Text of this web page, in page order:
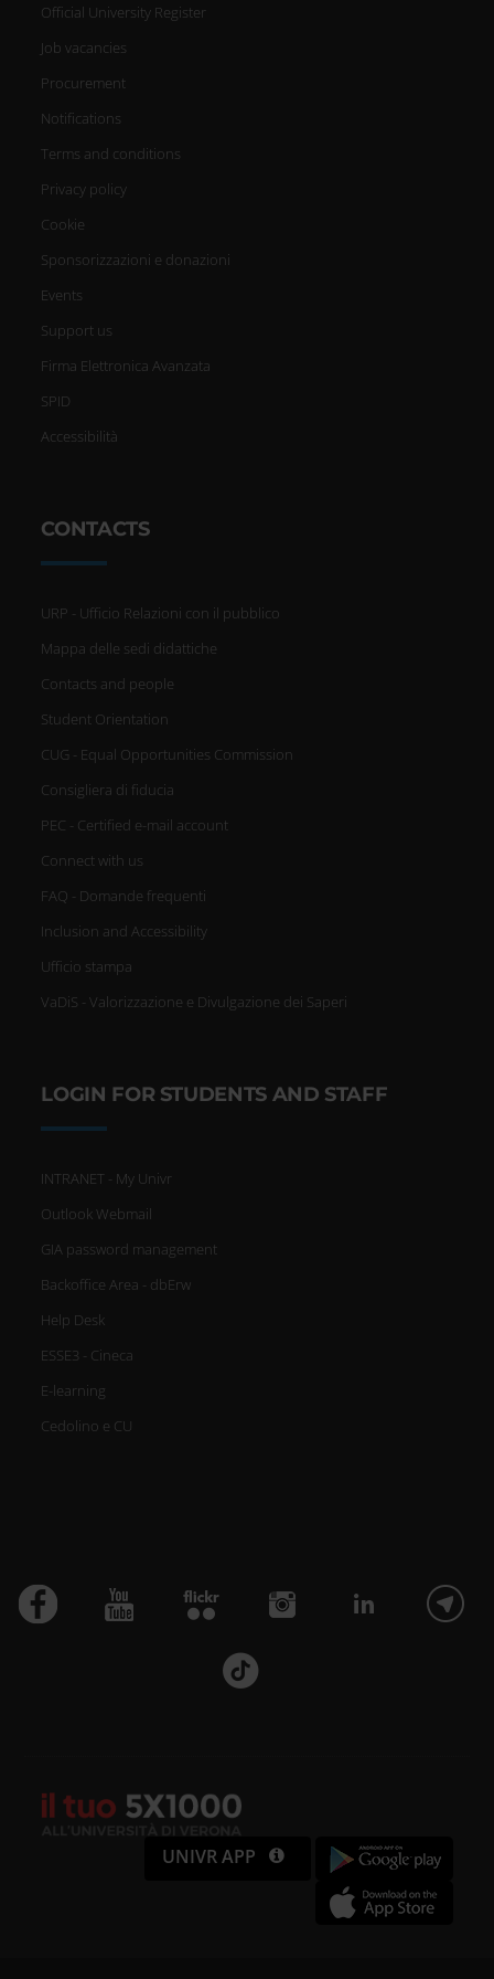
Official University Register
Job vacancies
Procurement
Notifications
Terms and conditions
Privacy policy
Cookie
Sponsorizzazioni e donazioni
Events
Support us
Firma Elettronica Avanzata
SPID
Accessibilità
CONTACTS
URP - Ufficio Relazioni con il pubblico
Mappa delle sedi didattiche
Contacts and people
Student Orientation
CUG - Equal Opportunities Commission
Consigliera di fiducia
PEC - Certified e-mail account
Connect with us
FAQ - Domande frequenti
Inclusion and Accessibility
Ufficio stampa
VaDiS - Valorizzazione e Divulgazione dei Saperi
LOGIN FOR STUDENTS AND STAFF
INTRANET - My Univr
Outlook Webmail
GIA password management
Backoffice Area - dbErw
Help Desk
ESSE3 - Cineca
E-learning
Cedolino e CU
UNIVR APP